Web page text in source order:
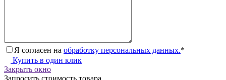
Я согласен на обработку персональных данных.*
Купить в один клик
Закрыть окно
Запросить стоимость товара